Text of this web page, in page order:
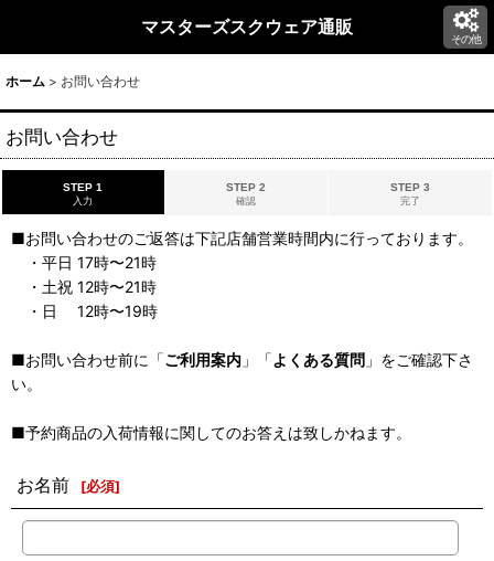
マスターズスクウェア通販
その他
ホーム > お問い合わせ
お問い合わせ
STEP 1
入力
STEP 2
確認
STEP 3
完了
■お問い合わせのご返答は下記店舗営業時間内に行っております。
・平日 17時〜21時
・土祝 12時〜21時
・日 12時〜19時
■お問い合わせ前に「ご利用案内 」「よくある質問 」をご確認下さ
い。
■予約商品の入荷情報に関してのお答えは致しかねます。
お名前 [必須]